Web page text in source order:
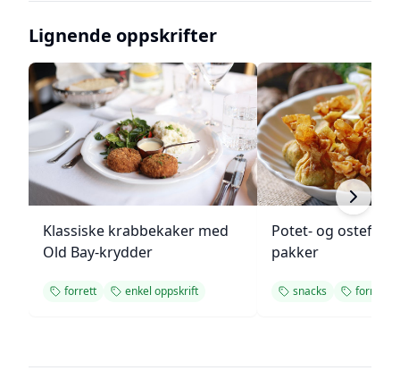
Lignende oppskrifter
Klassiske krabbekaker med
Old Bay-krydder
forrett enkel oppskrift
Potet- og
pakker
snacks forrett